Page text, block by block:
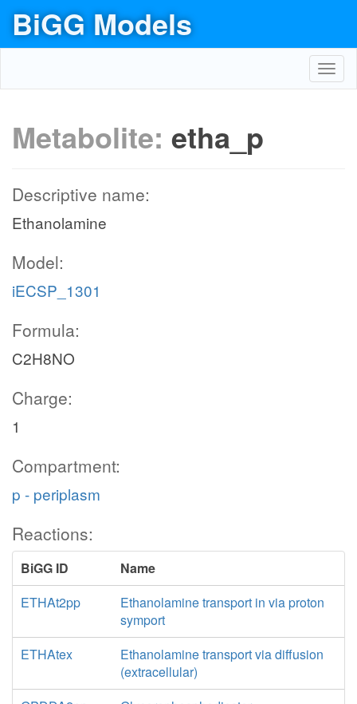
BiGG Models
Metabolite: etha_p
Descriptive name:
Ethanolamine
Model:
iECSP_1301
Formula:
C2H8NO
Charge:
1
Compartment:
p - periplasm
Reactions:
BiGG ID
Name
ETHAt2pp
Ethanolamine transport in via proton
symport
ETHAtex
Ethanolamine transport via diffusion
(extracellular)